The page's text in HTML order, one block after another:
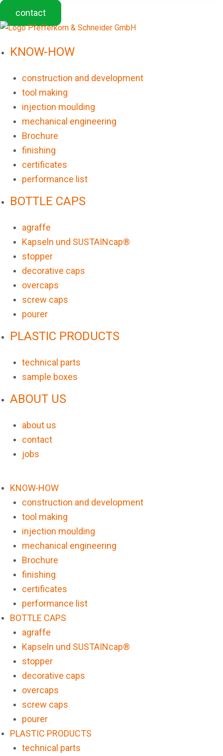
contact
KNOW-HOW
construction and development
tool making
injection moulding
mechanical engineering
Brochure
finishing
certificates
performance list
BOTTLE CAPS
agraffe
Kapseln und SUSTAINcap®
stopper
decorative caps
overcaps
screw caps
pourer
PLASTIC PRODUCTS
technical parts
sample boxes
ABOUT US
about us
contact
jobs
KNOW-HOW
construction and development
tool making
injection moulding
mechanical engineering
Brochure
finishing
certificates
performance list
BOTTLE CAPS
agraffe
Kapseln und SUSTAINcap®
stopper
decorative caps
overcaps
screw caps
pourer
PLASTIC PRODUCTS
technical parts